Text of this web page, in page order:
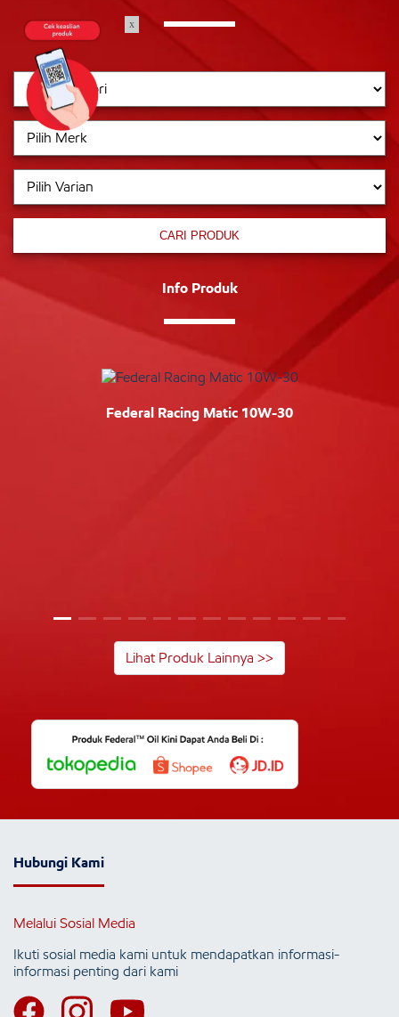
CARI PRODUK
Info Produk
Federal Racing Matic 10W-30
Lihat Produk Lainnya >>
Hubungi Kami
Melalui Sosial Media
Ikuti sosial media kami untuk mendapatkan informasi-
informasi penting dari kami
x